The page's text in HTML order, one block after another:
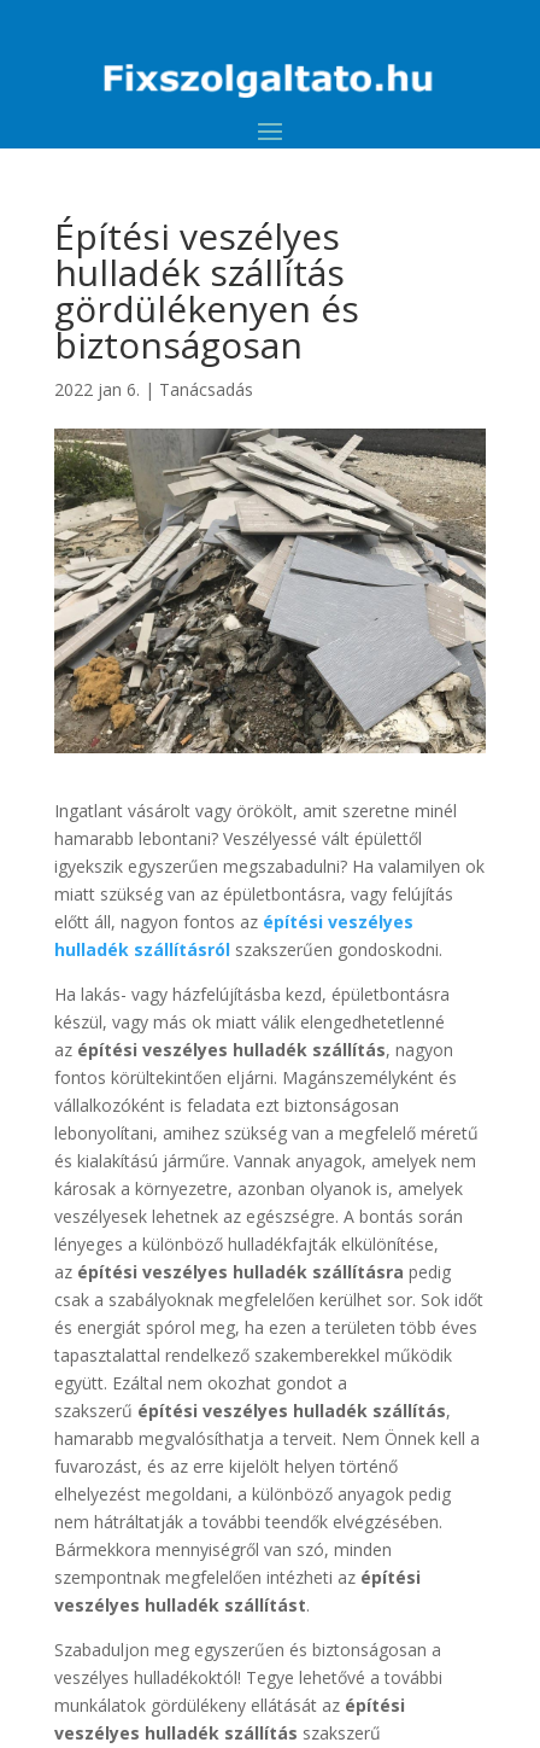
Építési veszélyes
hulladék szállítás
gördülékenyen és
biztonságosan
2022 jan 6. | Tanácsadás
Ingatlant vásárolt vagy örökölt, amit szeretne minél
hamarabb lebontani? Veszélyessé vált épülettől
igyekszik egyszerűen megszabadulni? Ha valamilyen ok
miatt szükség van az épületbontásra, vagy felújítás
előtt áll, nagyon fontos az építési veszélyes
hulladék szállításrólszakszerűen gondoskodni.
Ha lakás- vagy házfelújításba kezd, épületbontásra
készül, vagy más ok miatt válik elengedhetetlenné
az építési veszélyes hulladék szállítás, nagyon
fontos körültekintően eljárni. Magánszemélyként és
vállalkozóként is feladata ezt biztonságosan
lebonyolítani, amihez szükség van a megfelelő méretű
és kialakítású járműre. Vannak anyagok, amelyek nem
károsak a környezetre, azonban olyanok is, amelyek
veszélyesek lehetnek az egészségre. A bontás során
lényeges a különböző hulladékfajták elkülönítése,
az építési veszélyes hulladék szállításra pedig
csak a szabályoknak megfelelően kerülhet sor. Sok időt
és energiát spórol meg, ha ezen a területen több éves
tapasztalattal rendelkező szakemberekkel működik
együtt. Ezáltal nem okozhat gondot a
szakszerű építési veszélyes hulladék szállítás,
hamarabb megvalósíthatja a terveit. Nem Önnek kell a
fuvarozást, és az erre kijelölt helyen történő
elhelyezést megoldani, a különböző anyagok pedig
nem hátráltatják a további teendők elvégzésében.
Bármekkora mennyiségről van szó, minden
szempontnak megfelelően intézheti az építési
veszélyes hulladék szállítást.
Szabaduljon meg egyszerűen és biztonságosan a
veszélyes hulladékoktól! Tegye lehetővé a további
munkálatok gördülékeny ellátását az építési
veszélyes hulladék szállítás szakszerű